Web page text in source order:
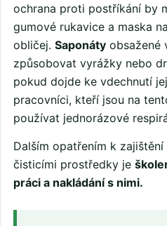
ochrana proti postříkání by
gumové rukavice a maska na
obličej. Saponáty obsažené
způsobovat vyrážky nebo
pokud dojde ke vdechnutí
pracovníci, kteří jsou na
používat jednorázové
Dalším opatřením k
čisticími prostředky je
práci a nakládání s nimi.